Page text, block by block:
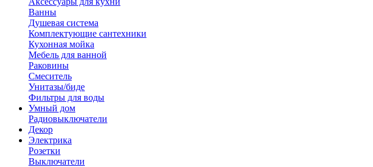
Ванны
Душевая система
Комплектующие сантехники
Кухонная мойка
Мебель для ванной
Раковины
Смеситель
Унитазы/биде
Фильтры для воды
Умный дом
Радиовыключатели
Декор
Электрика
Розетки
Выключатели